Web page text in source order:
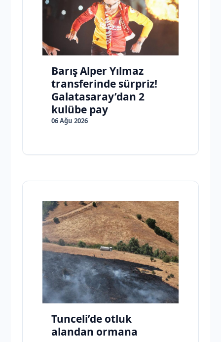
Barış Alper Yılmaz
transferinde sürpriz!
Galatasaray’dan 2
kulübe pay
06 Ağu 2026
Tunceli’de otluk
alandan ormana